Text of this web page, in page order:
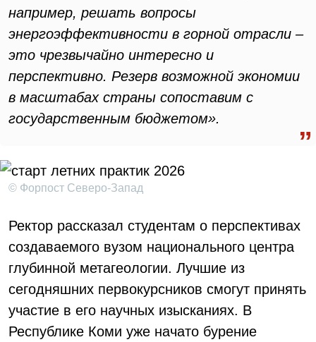
например, решать вопросы
энергоэффективности в горной отрасли –
это чрезвычайно интересно и
перспективно. Резерв возможной экономии
в масштабах страны сопоставим с
государственным бюджетом».
© Форпост Северо-Запад
Ректор рассказал студентам о перспективах
создаваемого вузом национального центра
глубинной метагеологии. Лучшие из
сегодняшних первокурсников смогут принять
участие в его научных изысканиях. В
Республике Коми уже начато бурение